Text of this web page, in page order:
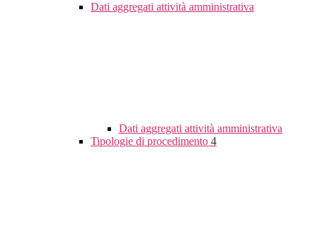
Dati aggregati attività amministrativa
Dati aggregati attività amministrativa
Tipologie di procedimento 4